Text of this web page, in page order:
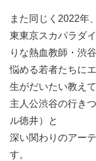
また同じく2022年、
東東京スカパラダ
りな熱血教師・渋谷
悩める若者たちに
生がだいたい教え
主人公渋谷の行き
ル徳井）と
深い関わりのアー
す。